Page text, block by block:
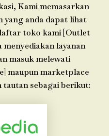
Kami memasarkan
yang anda dapat lihat
toko kami [Outlet
layanan
masuk melewati
maupun marketplace
tautan sebagai berikut: